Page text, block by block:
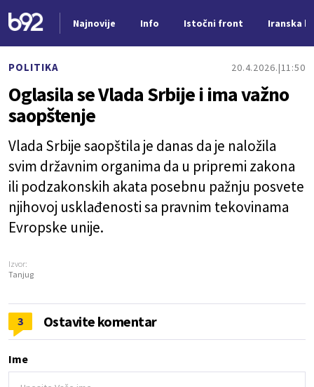
Najnovije Info Istočni front Iranska
POLITIKA 20.4.2026. 11:50
Oglasila se Vlada Srbije i ima važno
saopštenje
Vlada Srbije saopštila je danas da je naložila
svim državnim organima da u pripremi zakona
ili podzakonskih akata posebnu pažnju posvete
njihovoj usklađenosti sa pravnim tekovinama
Evropske unije.
Izvor:
Tanjug
3 Ostavite komentar
Ime